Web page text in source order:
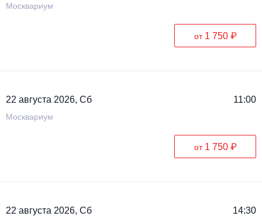
Москвариум
от 1 750 ₽
22 августа 2026, Сб 11:00
Москвариум
от 1 750 ₽
22 августа 2026, Сб 14:30